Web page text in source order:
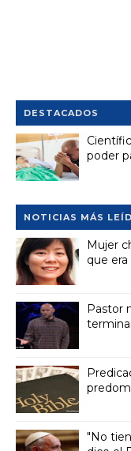
DESTACADOS
poder
NOTICIAS MÁS
Mujer
que
Pastor
"No